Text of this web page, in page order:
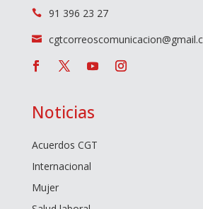
 91 396 23 27

Noticias
Acuerdos CGT
Internacional
Mujer